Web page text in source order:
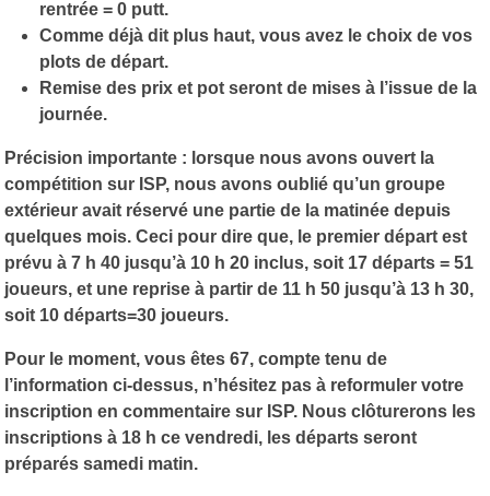
rentrée = 0 putt.
Comme déjà dit plus haut, vous avez le choix de vos
plots de départ.
Remise des prix et pot seront de mises à l’issue de la
journée.
Précision importante : lorsque nous avons ouvert la
compétition sur ISP, nous avons oublié qu’un groupe
extérieur avait réservé une partie de la matinée depuis
quelques mois. Ceci pour dire que, le premier départ est
prévu à 7 h 40 jusqu’à 10 h 20 inclus, soit 17 départs = 51
joueurs, et une reprise à partir de 11 h 50 jusqu’à 13 h 30,
soit 10 départs=30 joueurs.
Pour le moment, vous êtes 67, compte tenu de
l’information ci-dessus, n’hésitez pas à reformuler votre
inscription en commentaire sur ISP. Nous clôturerons les
inscriptions à 18 h ce vendredi, les départs seront
préparés samedi matin.